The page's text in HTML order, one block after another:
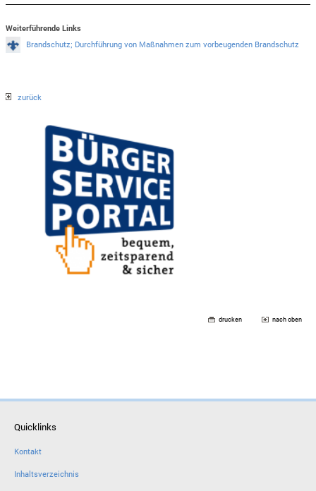
Weiterführende Links
Brandschutz; Durchführung von Maßnahmen zum vorbeugenden Brandschutz
zurück
drucken nach oben
Quicklinks
Kontakt
Inhaltsverzeichnis